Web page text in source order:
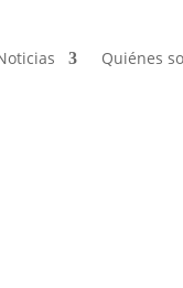
Quiénes